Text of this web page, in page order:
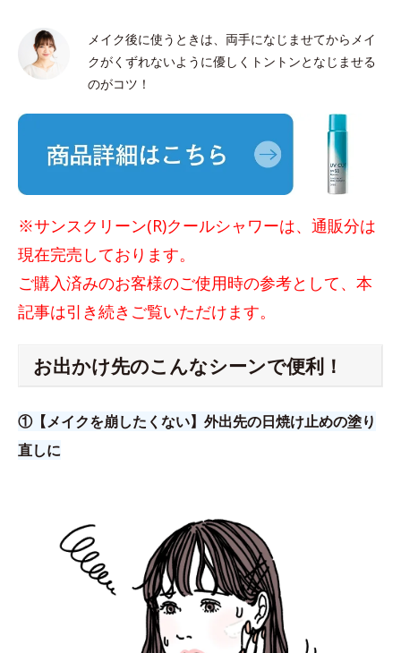
メイク後に使うときは、両手になじませてからメイ
クがくずれないように優しくトントンとなじませる
のがコツ！
※サンスクリーン(R)クールシャワーは、通販分は
現在完売しております。
ご購入済みのお客様のご使用時の参考として、本
記事は引き続きご覧いただけます。
お出かけ先のこんなシーンで便利！
①【メイクを崩したくない】外出先の日焼け止めの塗り
直しに